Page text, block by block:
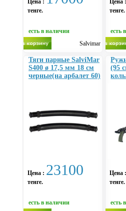
Цена :
тенге.
есть в наличии
Salvimar
Цена
тенге.
есть
Тяги парные SalviMar
S400 ø 17,5 мм 18 см
черные(на арбалет 60)
Цена : 23100
тенге.
есть в наличии
(95
Цена
тенге.
есть